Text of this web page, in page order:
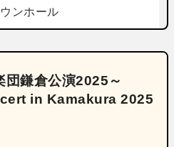
ンホール
団鎌倉公演2025～
in Kamakura 2025